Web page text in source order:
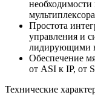
необходимости
мультиплексора
Простота
управления и
лидирующими
Обеспечение
от ASI к IP, от
Технические